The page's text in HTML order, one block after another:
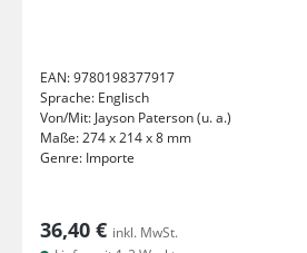
EAN:9780198377917
Sprache: Englisch
Von/Mit: Jayson Paterson (u. a.)
Maße:274 x 214 x 8 mm
Genre: Importe
36,40 € inkl. MwSt.